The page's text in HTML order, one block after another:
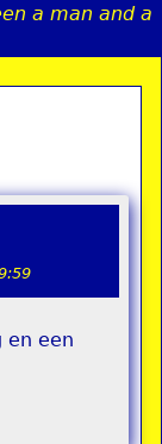
a man and a
en een